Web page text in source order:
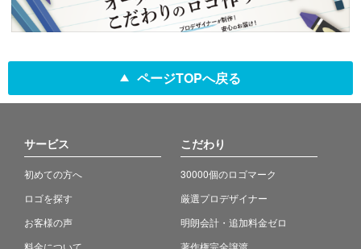
ページTOPへ戻る
サービス
初めての方へ
ロゴを探す
お客様の声
料金について
こだわり
30000個のロゴマーク
厳選プロデザイナー
明朗会計・追加料金ゼロ
著作権完全譲渡